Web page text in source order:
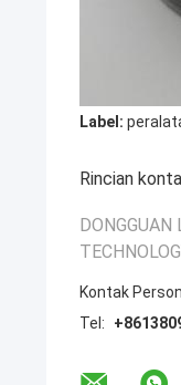
Label:
Rincian
Kontak
Tel: